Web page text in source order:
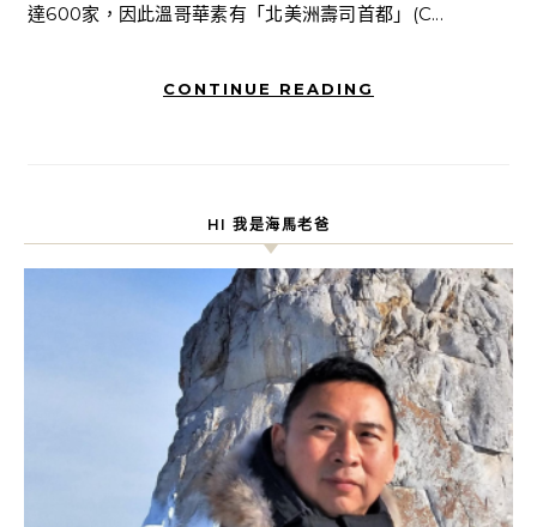
達600家，因此溫哥華素有「北美洲壽司首都」(C...
CONTINUE READING
HI 我是海馬老爸